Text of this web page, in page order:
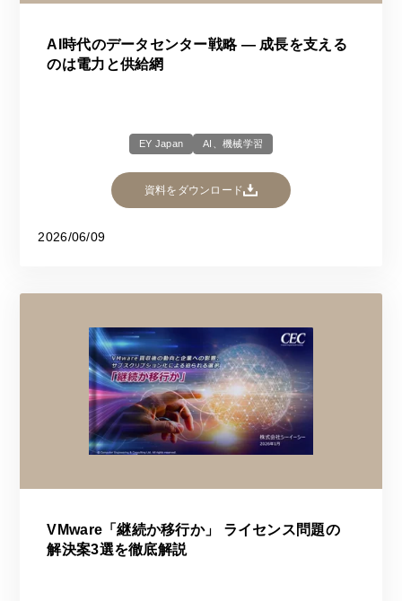
AI時代のデータセンター戦略 ― 成長を支える
のは電力と供給網
EY Japan AI、機械学習
資料をダウンロード
2026/06/09
VMware「継続か移行か」 ライセンス問題の
解決案3選を徹底解説